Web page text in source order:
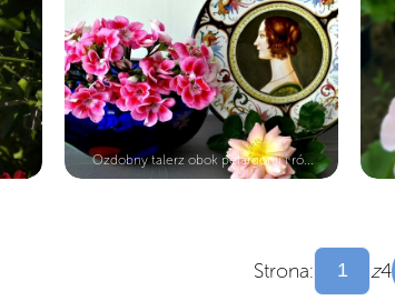
Ozdobny talerz obok pelargonii i ró...
Strona: z4